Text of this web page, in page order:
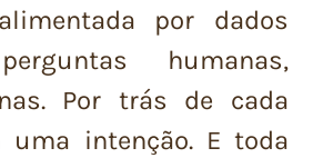
por dados
humanas,
Por trás de cada
uma intenção. E toda